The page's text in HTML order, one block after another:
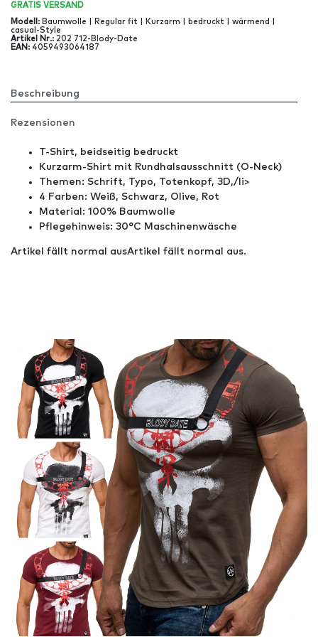
GRATIS VERSAND
Modell : Baumwolle | Regular fit | Kurzarm | bedruckt | wärmend |
casual-Style
Artikel Nr.: 202 712-Blody-Date
EAN : 4059493064187
Beschreibung
Rezensionen
T-Shirt, beidseitig bedruckt
Kurzarm-Shirt mit Rundhalsausschnitt (O-Neck)
Themen: Schrift, Typo, Totenkopf, 3D,/li>
4 Farben: Weiß, Schwarz, Olive, Rot
Material: 100% Baumwolle
Pflegehinweis: 30°C Maschinenwäsche
Artikel fällt normal ausArtikel fällt normal aus.